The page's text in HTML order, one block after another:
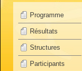
Programme
Résultats
Structures
Participants